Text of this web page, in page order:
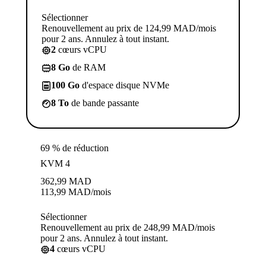
Sélectionner
Renouvellement au prix de 124,99 MAD/mois
pour 2 ans. Annulez à tout instant.
2 cœurs vCPU
8 Go de RAM
100 Go d'espace disque NVMe
8 To de bande passante
69 % de réduction
KVM 4
362,99 MAD
113,99 MAD/mois
Sélectionner
Renouvellement au prix de 248,99 MAD/mois
pour 2 ans. Annulez à tout instant.
4 cœurs vCPU